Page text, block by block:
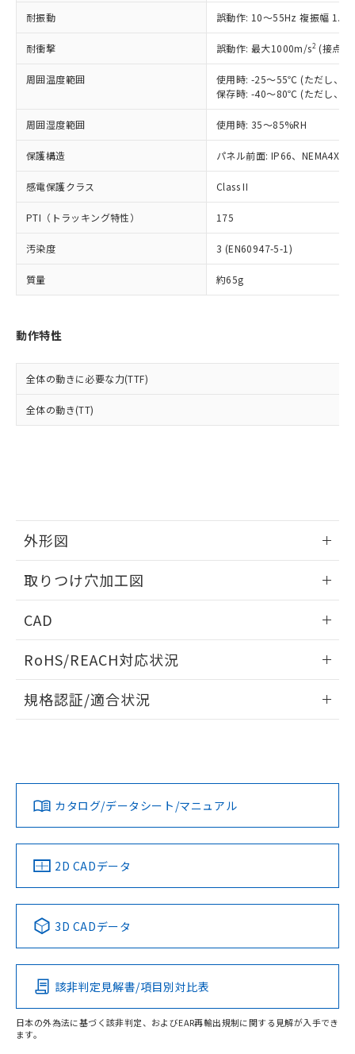
耐振動 誤動作: 10～55Hz 複振幅
耐衝撃 誤動作: 最大1000m/s2 (接点
周囲温度範囲
使用時: -25～55℃ (ただし、氷
保存時: -40～80℃ (ただし、氷
周囲湿度範囲 使用時: 35～85%RH
保護構造 パネル前面: IP66、NEMA4X,
感電保護クラス Class II
PTI（トラッキング特性） 175
汚染度 3 (EN60947-5-1)
質量 約65g
動作特性
全体の動きに必要な力(TTF)
全体の動き(TT)
外形図
取りつけ穴加工図
CAD
ドすることができます。
ログイン/会員登録
ダウンロードデータをご利用いただく前に、以下を必ずお読
みください。
ソフトウェアの使用条件
RoHS/REACH対応状況
EU RoHS 注意事項・凡例
対応済み
中国 RoHS 注意事項・凡例
Pb Hg Cd Cr(VI)
O
規格認証/適合状況
LR型式承認
（イギリス
船舶規格）
DNV型式承認
（ノルウェー
BV型式承認
（フランス
KR型式
（韓国
No No No No
この製品の規格認証/適合状況ページへ
その他の認証はこちらのページからご検索ください
カタログ/データシート/マニュアル
2D CADデータ
3D CADデータ
該非判定見解書/項目別対比表
日本の外為法に基づく該非判定、およびEAR再輸出規制に関する見解が入手でき
ます。
記載している更新日時点での社内デー
タに基づき作成されるものであり、閲
覧された時点での実際の在庫および標
準価格とは異なる場合があることをご
正式な納期状況および標準価格はお客
様のお取引先、またはお客様担当のオ
ムロン制御機器販売店・当社販売員に
オムロン制御機器販売店や当社販売拠
販売ネットワーク
」をご確認
ください。
在庫状況および標準価格結果を当社の
事前の承諾なく第三者に漏洩または開
示しないようお願いします。
マイパーツ機能（部品リスト作成サー
ビス）をご利用いただくには、I-Web
メンバーズにご登録されている必要が
および当社の共同利用者が、当社の製
品・サービスに関するお客様との取
をご了承ください。
※当社の共同利用者とは、"個人情報
鉛(Pb) 1000ppm以下、 水銀(Hg) 1000ppm以下、 カド
六価クロム(Cr(Ⅵ)) 1000ppm以下、ポリ臭化ビフェニル
類(PBB) 1000ppm以下、ポリ臭化ジフェニルエーテル類
(PBDE) 1000ppm以下、フタル酸ビス(2-エチルヘキシ
ル) (DEHP)(別名：DOP) 1000ppm以下、フタル酸ブチ
ルベンジル（BBP） 1000ppm以下、フタル酸ジブチル
（DBP） 1000ppm以下、フタル酸ジイソブチル
(DIBP) 1000ppm以下
但し、RoHS指令で産業用監視および制御機器に対する
適用除外項目は除く。
フタル酸エステル類の４物質については閾値を超える意
図的な使用がないことを確認しています。
※2 対応予定月
部品在庫の切り替え状況などにより、予定
月が前後することがあります。
下記の非含有証明書をダウンロードするこ
とができます。
EU RoHS指令（10物質）の非含有証明書
物質の対応では、対応完了までの期間は出
荷製品に未対応品が混在することから備考
既に当社にて対応品への在庫切替を完了
していることから、特段のことがない限
り、2022年1月12日より割愛しておりま
*中国RoHS10物質の基準値 (GB/T26572)：
Pb(鉛) :1000ppm、 Hg(水銀) : 1000ppm、 Cd(カドミウ
Cr(Ⅵ)(六価クロム) : 1000ppm、 PBBs(ポリ臭化ビフェ
ニル類) : 1000ppm、 PBDEs(ポリ臭化ジフェニルエーテ
ル) : 1000ppm、
DEHP(フタル酸ビス(2-エチルヘキシル)) : 1000ppm
※2 環境保護使用期限
「ｅ」：有害物質（10物質）のすべてが基
準値以下であることを示します。
「10」：通常の使用状況下において有害物
質が外部に漏えいし、環境に深刻な影響を
及ぼさない年数を意味します。
（以下｢規制貨物等」という）を輸出
または国外への提供する場合は、日本
国政府の輸出許可(または役務取引許
可)を取得するなどの必要な手続きを
当社は規制貨物を破棄する場合は、完
全に破砕するなど、違法に輸出されな
いよう必要な手段を講じます。
当社は貴社製品を、核兵器、ミサイ
ル、化学兵器、生物兵器またはその他
武器並びにこれらの製造装置等に一切
使用いたしません。
当社は、貴社製品を第三者に販売する
場合は、上記1、2および3の内容を当
該第三者に通知します。また当社は、
販売先および販売に係わる関係者が違
法に輸出するおそれがある場合は、取
り引きをいたしません。
○ 一定数以上の在庫あり
△ 一定数には満たないが在庫あり
在庫なし(最新の在庫状況につ
いては、お客様のお取引先、ま
たはお客様担当のオムロン制御
機器販売店・当社販売員にご確
認ください)
受注生産機種、また在庫状況の
情報を公開していない機種